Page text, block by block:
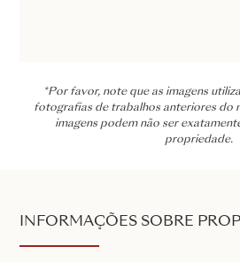
*Por favor, note que as imagens
fotografias de trabalhos anteriores do
imagens podem não ser
propriedade.
INFORMAÇÕES SOBRE